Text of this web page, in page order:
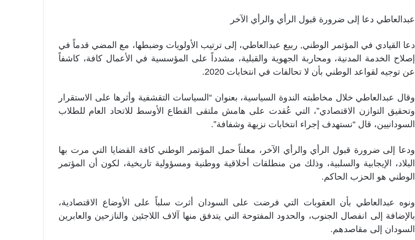
عبدالعاطي دعا إلى ضرورة قبول الرأي والرأي الآخر
دعا القيادي في المؤتمر الوطني, ربيع عبدالعاطي، إلى ترتيب الأولويات وضبطها، مع المضي قدماً في
إصلاح الخدمة المدنية، ومحاربة الجهوية والقبلية، مشدداً على المؤسسية في الأعمال كافة، كاشفاً
عن توجيه لقواعد الوطني بأن لا تحالفات في انتخابات 2020.
وقال عبدالعاطي خلال مخاطبته الندوة السياسية، بعنوان “السياسات التقشفية وأثرها على الاستقرار
وتحقيق التوازن الاقتصادي”، التي عُقدت على هامش ملتقى القطاع الأوسط للاتحاد العام للطلاب
السودانيين، قال “نستهدف إجراء انتخابات نزيهة وشفافة”.
ودعا إلى ضرورة قبول الرأي والرأي الآخر، معلناً حمل المؤتمر الوطني كافة القضايا التي مرت بها
البلاد، الإيجابية والسلبية، وذلك من منطلقات أخلاقية ووطنية ومسؤولية تاريخية، لكون أن المؤتمر
الوطني هو الحزب الحاكم.
ونوه عبدالعاطي بأن العقوبات التي فرضت على السودان أثرت سلباً على الأوضاع الاقتصادية،
بالإضافة إلى انفصال الجنوب، والحدود المفتوحة التي يتدفق منها آلاف اللاجئين والنازحين والعابرين
السودان إلى مقاصدهم.